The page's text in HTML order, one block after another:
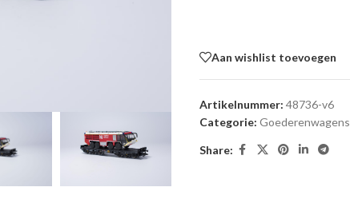
Aan wishlist toevoegen
Artikelnummer: 48736-v6
Categorie: Goederenwagens
Share: